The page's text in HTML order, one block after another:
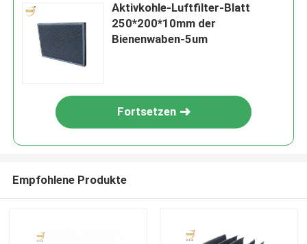
Aktivkohle-Luftfilter-Blatt
250*200*10mm der
Bienenwaben-5um
Fortsetzen
Empfohlene Produkte